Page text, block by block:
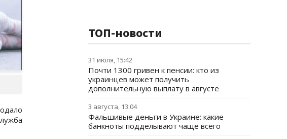
ТОП-новости
31 июля, 15:42
Почти 1300 гривен к пенсии: кто из
украинцев может получить
дополнительную выплату в августе
3 августа, 13:04
Фальшивые деньги в Украине: какие
банкноты подделывают чаще всего